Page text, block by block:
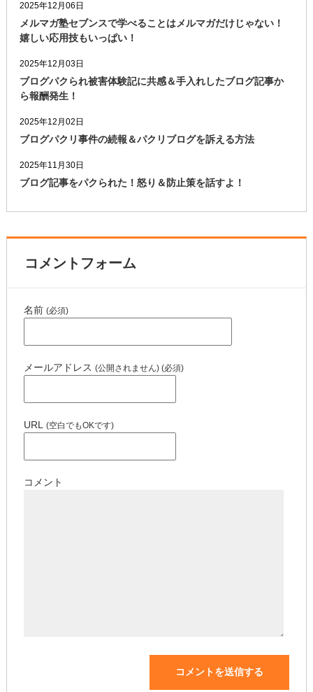
2025年12月06日
メルマガ塾セブンスで学べることはメルマガだけじゃない！
嬉しい応用技もいっぱい！
2025年12月03日
ブログパクられ被害体験記に共感＆手入れしたブログ記事か
ら報酬発生！
2025年12月02日
ブログパクリ事件の続報＆パクリブログを訴える方法
2025年11月30日
ブログ記事をパクられた！怒り＆防止策を話すよ！
コメントフォーム
名前 (必須)
メールアドレス (公開されません) (必須)
URL (空白でもOKです)
コメント